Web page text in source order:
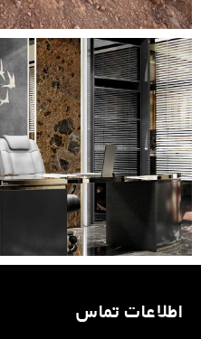
اطلاعات تماس